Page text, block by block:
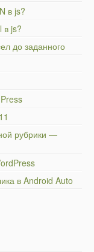
в js?
в js?
до заданного
рубрики —
в Android Auto